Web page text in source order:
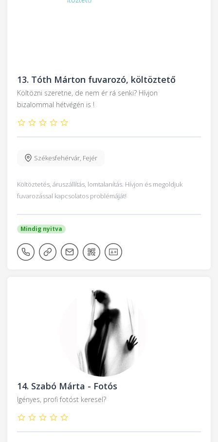
13. Tóth Márton fuvarozó, költöztető
Költözni szeretne, de nem ér rá senki? Hívjon
bizalommal hétvégén is !
Székesfehérvár, Fejér
Költöztetés, áruszállítás, lomtalanítás. Hívjon és megoldjuk
fuvarozással kapcsolatos problémáját!
Mindig nyitva
14. Szabó Márta - Fotós
Igényes, profi fotóst keresel?